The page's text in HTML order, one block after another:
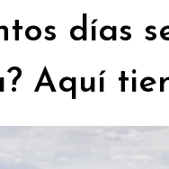
días
Aquí